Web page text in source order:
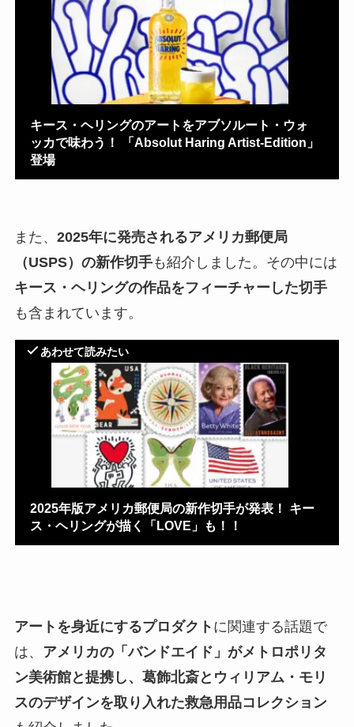
キース・ヘリングのアートをアブソルート・ウォ
ッカで味わう！ 「Absolut Haring Artist-Edition」
登場
また、 2025年に発売されるアメリカ郵便局
（USPS）の新作切手も紹介しました。その中には
キース・ヘリングの作品をフィーチャーした切手
も含まれています。
あわせて読みたい
2025年版アメリカ郵便局の新作切手が発表！ キー
ス・ヘリングが描く「LOVE」も！！
アートを身近にするプロダクト に関連する話題で
は、 アメリカの「バンドエイド」がメトロポリタ
ン美術館と提携し、葛飾北斎とウィリアム・モリ
スのデザインを取り入れた救急用品コレクション